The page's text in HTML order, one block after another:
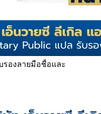
รองลายมือชื่อและ